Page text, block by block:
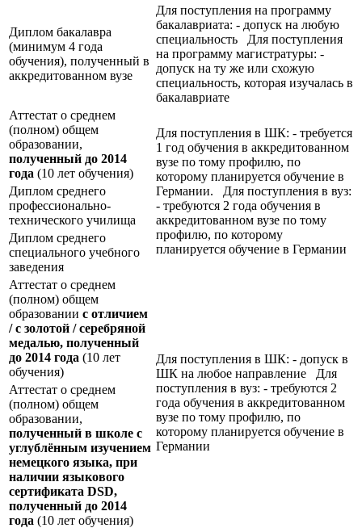
Диплом бакалавра
(минимум 4 года
обучения), полученный в
аккредитованном вузе
Для поступления на программу
бакалавриата: - допуск на любую
специальность Для поступления
на программу магистратуры: -
допуск на ту же или схожую
специальность, которая изучалась в
бакалавриате
Аттестат о среднем
(полном) общем
образовании,
полученный до 2014
года (10 лет обучения)
Для поступления в ШК: - требуется
1 год обучения в аккредитованном
вузе по тому профилю, по
которому планируется обучение в
Германии. Для поступления в вуз:
- требуются 2 года обучения в
аккредитованном вузе по тому
профилю, по которому
планируется обучение в Германии
Диплом среднего
профессионально-
технического училища
Диплом среднего
специального учебного
заведения
Аттестат о среднем
(полном) общем
образовании с отличием
/ с золотой / серебряной
медалью, полученный
до 2014 года (10 лет
обучения)
Для поступления в ШК: - допуск в
ШК на любое направление Для
поступления в вуз: - требуются 2
года обучения в аккредитованном
вузе по тому профилю, по
которому планируется обучение в
Германии
Аттестат о среднем
(полном) общем
образовании,
полученный в школе с
углублённым изучением
немецкого языка, при
наличии языкового
сертификата DSD,
полученный до 2014
года (10 лет обучения)